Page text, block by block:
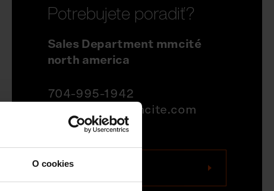
O cookies
Potrebujete poradiť?
Sales Department mmcité
north america
704-995-1942
quotations@mmcite.com
Kontaktujte nás